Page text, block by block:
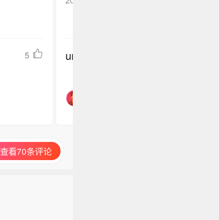
5
undefined
查看70条评论